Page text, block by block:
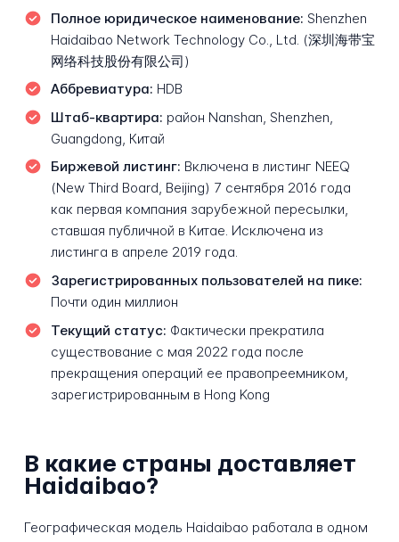
Полное юридическое наименование: Shenzhen
Haidaibao Network Technology Co., Ltd. (深圳海带宝
网络科技股份有限公司)
Аббревиатура: HDB
Штаб-квартира: район Nanshan, Shenzhen,
Guangdong, Китай
Биржевой листинг: Включена в листинг NEEQ
(New Third Board, Beijing) 7 сентября 2016 года
как первая компания зарубежной пересылки,
ставшая публичной в Китае. Исключена из
листинга в апреле 2019 года.
Зарегистрированных пользователей на пике:
Почти один миллион
Текущий статус: Фактически прекратила
существование с мая 2022 года после
прекращения операций ее правопреемником,
зарегистрированным в Hong Kong
В какие страны доставляет
Haidaibao?
Географическая модель Haidaibao работала в одном